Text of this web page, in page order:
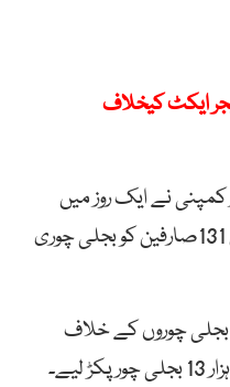
ایکٹ کیخلاف
نے ایک روز میں
ملتان سمیت جنوبی پنجاب میں 131صارفین کو بجلی چوری
بجلی چوروں کے خلاف